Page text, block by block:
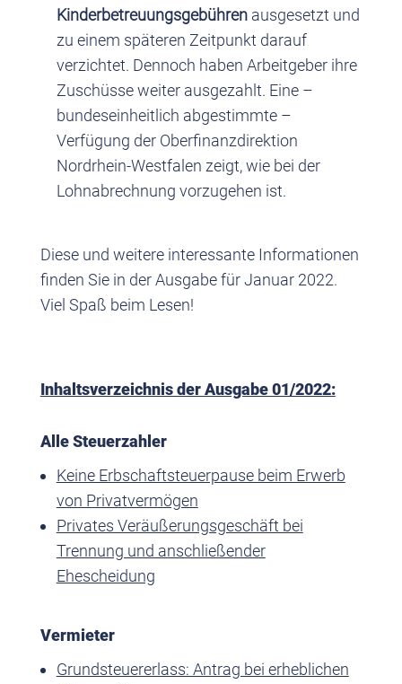
Kinderbetreuungsgebührenausgesetzt und
zu einem späteren Zeitpunkt darauf
verzichtet. Dennoch haben Arbeitgeber ihre
Zuschüsse weiter ausgezahlt. Eine –
bundeseinheitlich abgestimmte –
Verfügung der Oberfinanzdirektion
Nordrhein-Westfalen zeigt, wie bei der
Lohnabrechnung vorzugehen ist.
Diese und weitere interessante Informationen
finden Sie in der Ausgabe für Januar 2022.
Viel Spaß beim Lesen!
Inhaltsverzeichnis der Ausgabe 01/2022:
Alle Steuerzahler
Keine Erbschaftsteuerpause beim Erwerb
von Privatvermögen
Privates Veräußerungsgeschäft bei
Trennung und anschließender
Ehescheidung
Vermieter
Grundsteuererlass: Antrag bei erheblichen